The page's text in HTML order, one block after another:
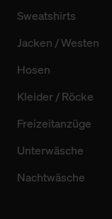
Sweatshirts
Jacken / Westen
Hosen
Kleider / Röcke
Freizeitanzüge
Unterwäsche
Nachtwäsche